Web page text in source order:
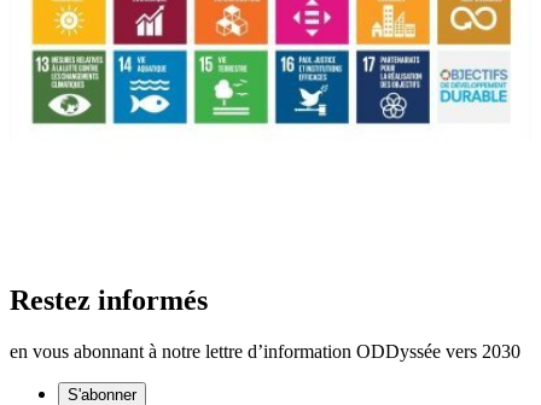
Restez informés
en vous abonnant à notre lettre d’information ODDyssée vers 2030
S'abonner